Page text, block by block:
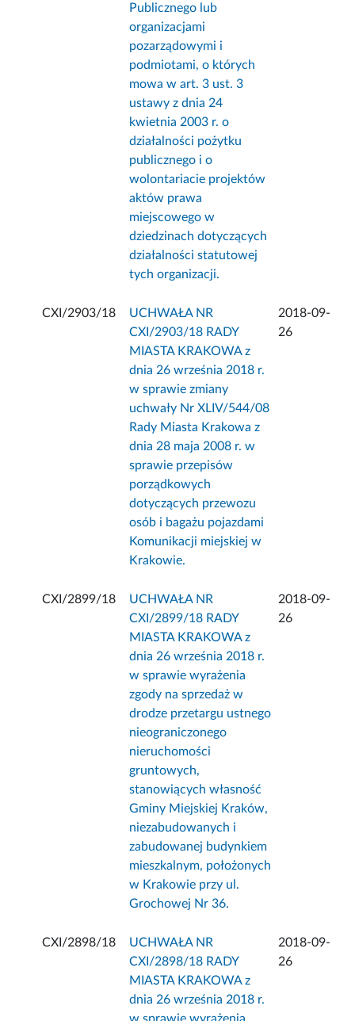
Publicznego lub
organizacjami
pozarządowymi i
podmiotami, o których
mowa w art. 3 ust. 3
ustawy z dnia 24
kwietnia 2003 r. o
działalności pożytku
publicznego i o
wolontariacie projektów
aktów prawa
miejscowego w
dziedzinach dotyczących
działalności statutowej
tych organizacji.
CXI/2903/18
UCHWAŁA NR
CXI/2903/18 RADY
MIASTA KRAKOWA z
dnia 26 września 2018 r.
w sprawie zmiany
uchwały Nr XLIV/544/08
Rady Miasta Krakowa z
dnia 28 maja 2008 r. w
sprawie przepisów
porządkowych
dotyczących przewozu
osób i bagażu pojazdami
Komunikacji miejskiej w
Krakowie.
2018-09-
26
CXI/2899/18
UCHWAŁA NR
CXI/2899/18 RADY
MIASTA KRAKOWA z
dnia 26 września 2018 r.
w sprawie wyrażenia
zgody na sprzedaż w
drodze przetargu ustnego
nieograniczonego
nieruchomości
gruntowych,
stanowiących własność
Gminy Miejskiej Kraków,
niezabudowanych i
zabudowanej budynkiem
mieszkalnym, położonych
w Krakowie przy ul.
Grochowej Nr 36.
2018-09-
26
CXI/2898/18
UCHWAŁA NR
CXI/2898/18 RADY
MIASTA KRAKOWA z
dnia 26 września 2018 r.
2018-09-
26